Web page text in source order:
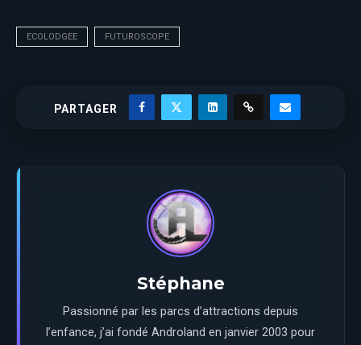
ECOLODGEE FUTUROSCOPE
PARTAGER
Stéphane
Passionné par les parcs d’attractions depuis
l’enfance, j’ai fondé Androland en janvier 2003 pour